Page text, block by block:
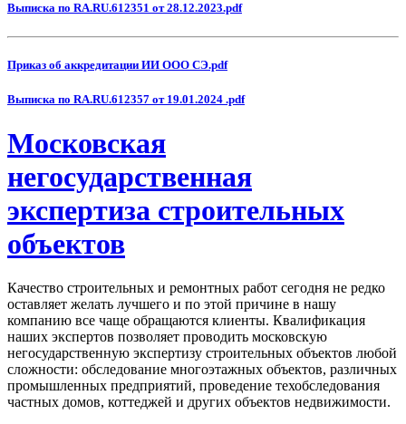
Выписка по RA.RU.612351 от 28.12.2023.pdf
Приказ об аккредитации ИИ ООО СЭ.pdf
Выписка по RA.RU.612357 от 19.01.2024 .pdf
Московская
негосударственная
экспертиза строительных
объектов
Качество строительных и ремонтных работ сегодня не редко
оставляет желать лучшего и по этой причине в нашу
компанию все чаще обращаются клиенты. Квалификация
наших экспертов позволяет проводить московскую
негосударственную экспертизу строительных объектов любой
сложности: обследование многоэтажных объектов, различных
промышленных предприятий, проведение техобследования
частных домов, коттеджей и других объектов недвижимости.